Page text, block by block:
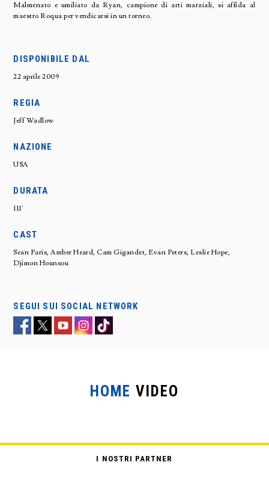
Malmenato e umiliato da Ryan, campione di arti marziali, si affida al
maestro Roqua per vendicarsi in un torneo.
DISPONIBILE DAL
22 aprile 2009
REGIA
Jeff Wadlow
NAZIONE
USA
DURATA
111'
CAST
Sean Faris, Amber Heard, Cam Gigandet, Evan Peters, Leslie Hope,
Djimon Hounsou
SEGUI SUI SOCIAL NETWORK
HOME VIDEO
I NOSTRI PARTNER